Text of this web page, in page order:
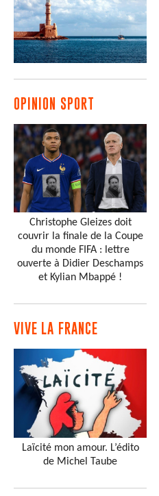
OPINION SPORT
Christophe Gleizes doit
couvrir la finale de la Coupe
du monde FIFA : lettre
ouverte à Didier Deschamps
et Kylian Mbappé !
VIVE LA FRANCE
Laïcité mon amour. L’édito
de Michel Taube